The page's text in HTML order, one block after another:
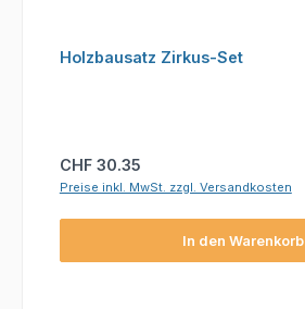
Holzbausatz Zirkus-Set
Regulärer Preis:
CHF 30.35
Preise inkl. MwSt. zzgl. Versandkosten
In den Warenkorb